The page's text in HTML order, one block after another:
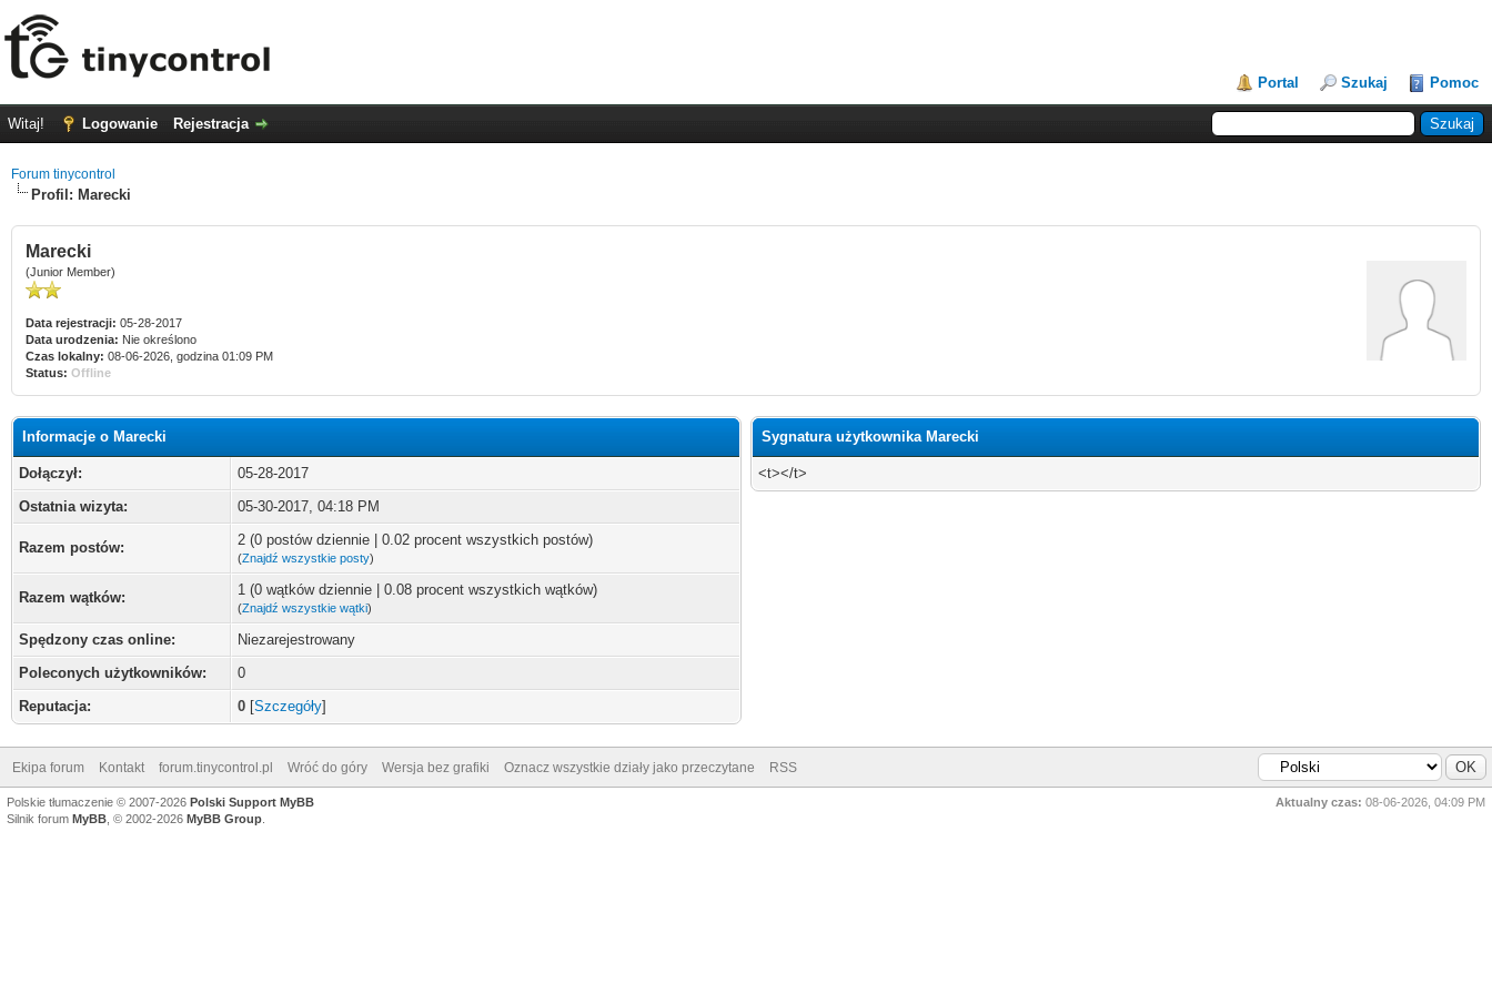
Portal Szukaj Pomoc
Witaj! Logowanie Rejestracja
Forum tinycontrol
Profil: Marecki
Marecki
(Junior Member)
Data rejestracji: 05-28-2017
Data urodzenia: Nie określono
Czas lokalny: 08-06-2026, godzina 01:09 PM
Status: Offline
Informacje o Marecki
Dołączył:
05-28-2017
Ostatnia wizyta:
05-30-2017, 04:18 PM
Razem postów: 2 (0 postów dziennie | 0.02 procent wszystkich postów)
(Znajdź wszystkie posty)
Razem wątków: 1 (0 wątków dziennie | 0.08 procent wszystkich wątków)
(Znajdź wszystkie wątki)
Spędzony czas online:
Niezarejestrowany
Poleconych użytkowników:
0
Reputacja:
0 [Szczegóły]
Sygnatura użytkownika Marecki
<t></t>
Ekipa forum Kontakt forum.tinycontrol.pl Wróć do góry Wersja bez grafiki Oznacz wszystkie działy jako przeczytane RSS
Aktualny czas: 08-06-2026, 04:09 PM
Polskie tłumaczenie © 2007-2026 Polski Support MyBB
Silnik forum MyBB , © 2002-2026 MyBB Group